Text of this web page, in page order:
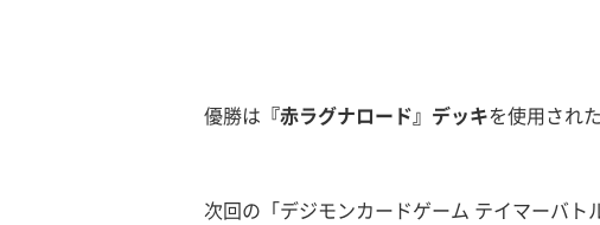
優勝は 『赤ラグナロード』デッキを使用され
次回の「デジモンカードゲーム テイマーバト